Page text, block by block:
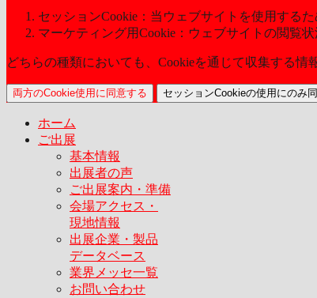
セッションCookie：当ウェブサイトを使用する
マーケティング用Cookie：ウェブサイトの閲覧
どちらの種類においても、Cookieを通じて収集する情
両方のCookie使用に同意する セッションCookieの使用にのみ
ホーム
ご出展
基本情報
出展者の声
ご出展案内・準備
会場アクセス・
現地情報
出展企業・製品
データベース
業界メッセ一覧
お問い合わせ